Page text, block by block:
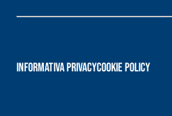
Informativa PrivacyCookie Policy